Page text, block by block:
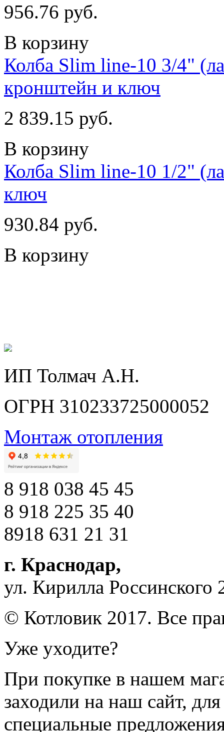
956.76 руб.
В корзину
Колба Slim line-10 3/4"
кронштейн и ключ
2 839.15 руб.
В корзину
Колба Slim line-10 1/2"
ключ
930.84 руб.
В корзину
ИП Толмач А.Н.
ОГРН 310233725000052
Монтаж отопления
8 918 038 45 45
8 918 225 35 40
8918 631 21 31
г. Краснодар,
ул. Кирилла Россинского
© Котловик 2017. Все
Уже уходите?
При покупке в нашем
заходили на наш сайт,
специальные